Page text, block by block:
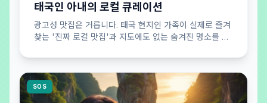
태국인 아내의 로컬 큐레이션
광고성 맛집은 거릅니다. 태국 현지인 가족이 실제로 즐겨
찾는 '진짜 로컬 맛집'과 지도에도 없는 숨겨진 명소를 큐
SOS